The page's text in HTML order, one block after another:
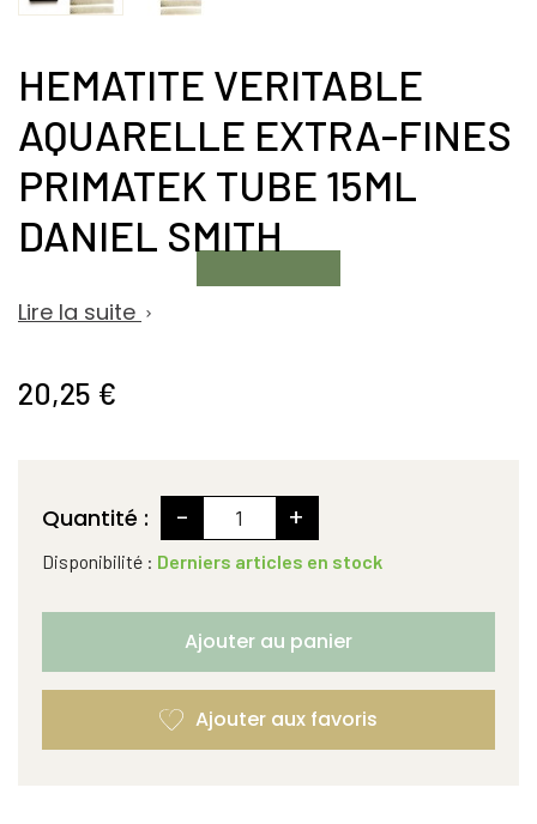
HEMATITE VERITABLE
AQUARELLE EXTRA-FINES
PRIMATEK TUBE 15ML
DANIEL SMITH
Lire la suite 
20,25 €
Quantité : - +
Disponibilité : Derniers articles en stock
Ajouter au panier